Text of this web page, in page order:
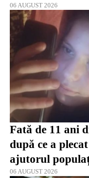
06 AUGUST 2026
Fată de 11 ani
după ce a
ajutorul
06 AUGUST 2026